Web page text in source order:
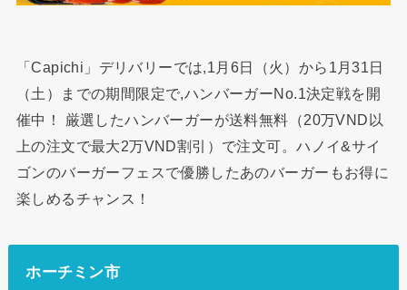
「Capichi」デリバリーでは,1月6日（火）から1月31日
（土）までの期間限定で,ハンバーガーNo.1決定戦を開
催中！ 厳選したハンバーガーが送料無料（20万VND以
上の注文で最大2万VND割引）で注文可。ハノイ&サイ
ゴンのバーガーフェスで優勝したあのバーガーもお得に
楽しめるチャンス！
ホーチミン市